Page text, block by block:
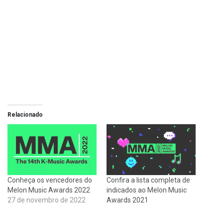
Relacionado
Conheça os vencedores do
Melon Music Awards 2022
27 de novembro de 2022
Confira a lista completa de
indicados ao Melon Music
Awards 2021